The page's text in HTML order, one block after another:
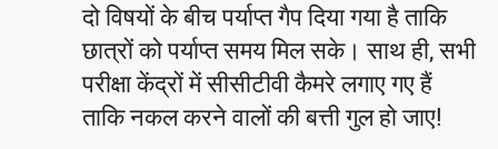
दो विषयों के बीच पर्याप्त गैप दिया गया है ताकि
छात्रों को पर्याप्त समय मिल सके। साथ ही, सभी
परीक्षा केंद्रों में सीसीटीवी कैमरे लगाए गए हैं
ताकि नकल करने वालों की बत्ती गुल हो जाए!